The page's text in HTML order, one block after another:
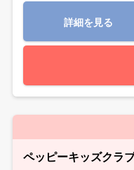
詳細を見る
ペッピーキッズクラ